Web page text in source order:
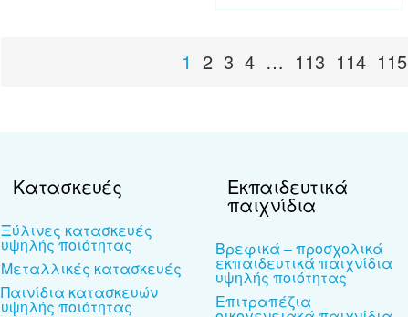
1 2 3 4 … 113 114 115
Κατασκευές
Ξύλινες κατασκευές
υψηλής ποιότητας
Μεταλλικές κατασκευές
Παινίδια κατασκευών
υψηλής ποιότητας
Εκπαιδευτικά
παιχνίδια
Βρεφικά – προσχολικά
εκπαιδευτικά παιχνίδια
υψηλής ποιότητας
Επιτραπέζια